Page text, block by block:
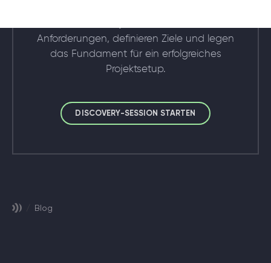
Anforderungen, definieren Ziele und legen
das Fundament für ein erfolgreiches
Projektsetup.
DISCOVERY-SESSION STARTEN
Blog